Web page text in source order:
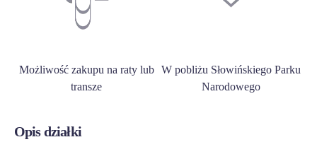
Możliwość zakupu na raty lub
transze
W pobliżu Słowińskiego Parku
Narodowego
Opis działki